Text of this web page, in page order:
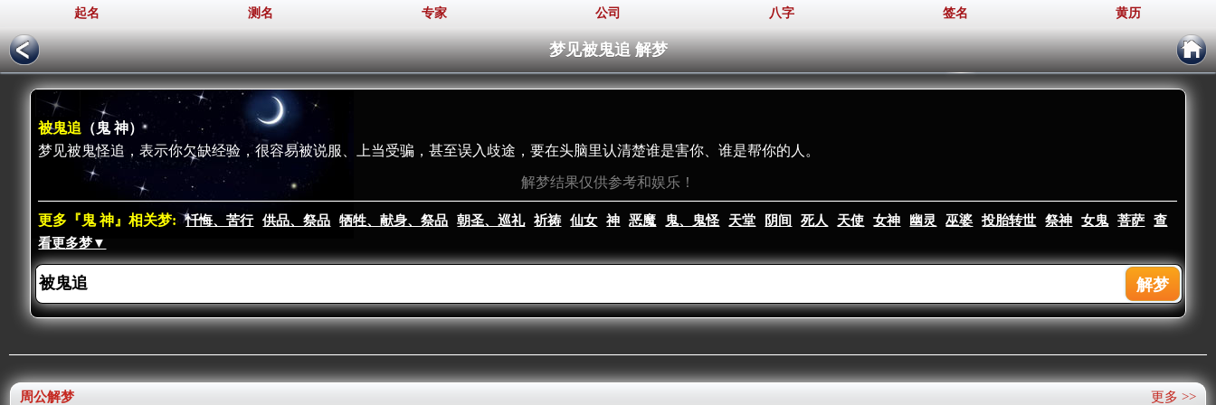
起名 测名 专家 公司 八字 签名 黄历
梦见被鬼追 解梦
被鬼追 （鬼 神）
梦见被鬼怪追，表示你欠缺经验，很容易被说服、上当受骗，甚至误入歧途，要在头脑里认清楚谁是害你、谁是帮你的人。
解梦结果仅供参考和娱乐！
更多『鬼 神』相关梦: 忏悔、苦行 供品、祭品 牺牲、献身、祭品 朝圣、巡礼 祈祷 仙女 神 恶魔 鬼、鬼怪 天堂 阴间 死人 天使 女神 幽灵 巫婆 投胎转世 祭神 女鬼 菩萨
查
看更多梦▼
更多 >>
周公解梦